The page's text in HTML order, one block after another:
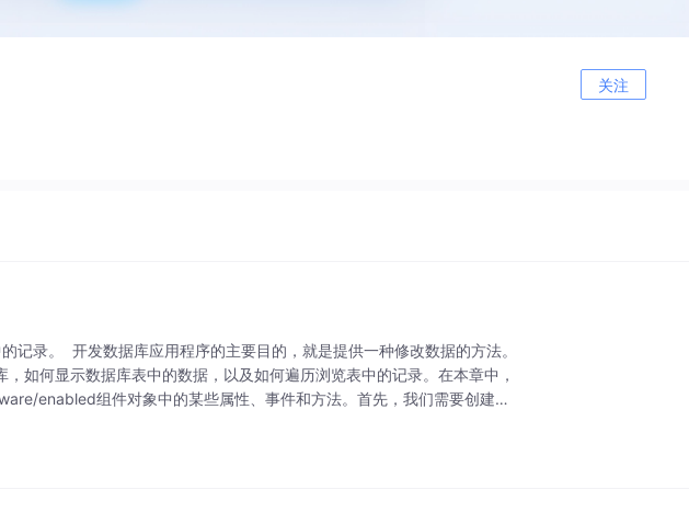
关注
记录。 开发数据库应用程序的主要目的，就是提供一种修改数据的方法。
如何显示数据库表中的数据，以及如何遍历浏览表中的记录。在本章中，
enabled组件对象中的某些属性、事件和方法。首先，我们需要创建一